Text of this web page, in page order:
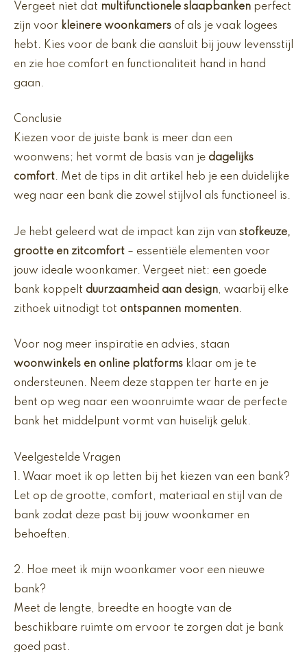
Vergeet niet dat multifunctionele slaapbanken perfect
zijn voor kleinere woonkamers of als je vaak logees
hebt. Kies voor de bank die aansluit bij jouw levensstijl
en zie hoe comfort en functionaliteit hand in hand
gaan.
Conclusie
Kiezen voor de juiste bank is meer dan een
woonwens; het vormt de basis van je dagelijks
comfort. Met de tips in dit artikel heb je een duidelijke
weg naar een bank die zowel stijlvol als functioneel is.
Je hebt geleerd wat de impact kan zijn van stofkeuze,
grootte en zitcomfort – essentiële elementen voor
jouw ideale woonkamer. Vergeet niet: een goede
bank koppelt duurzaamheid aan design, waarbij elke
zithoek uitnodigt tot ontspannen momenten.
Voor nog meer inspiratie en advies, staan
woonwinkels en online platforms klaar om je te
ondersteunen. Neem deze stappen ter harte en je
bent op weg naar een woonruimte waar de perfecte
bank het middelpunt vormt van huiselijk geluk.
Veelgestelde Vragen
1. Waar moet ik op letten bij het kiezen van een bank?
Let op de grootte, comfort, materiaal en stijl van de
bank zodat deze past bij jouw woonkamer en
behoeften.
2. Hoe meet ik mijn woonkamer voor een nieuwe
bank?
Meet de lengte, breedte en hoogte van de
beschikbare ruimte om ervoor te zorgen dat je bank
goed past.